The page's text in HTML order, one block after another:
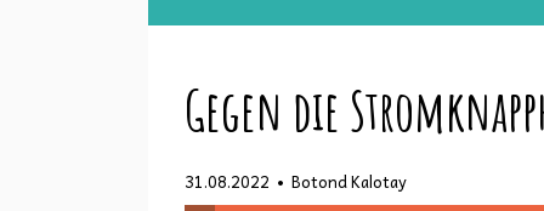
Gegen die
31.08.2022 • Botond Kalotay